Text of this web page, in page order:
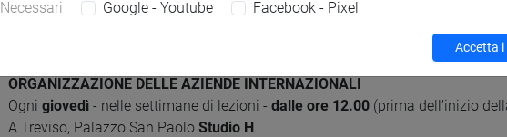
A Venezia, San Giobbe
stanza 13A
, piano terra plesso C.
tramite: l’invio di una mail (a
Eventuali variazioni verranno comunicate sulla pagina personale nell’area
ORGANIZZAZIONE DELLE AZIENDE INTERNAZIONALI
Ogni giovedì - nelle settimane di lezioni - dalle ore 12.00 (prima dell’inizio
A Treviso, Palazzo San Paolo Studio H
Necessari Google - Youtube Facebook - Pixel
Accetta i